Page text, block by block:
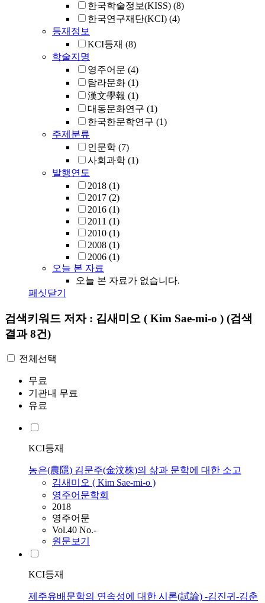
한국학술정보(KISS) (8)
한국연구재단(KCI) (4)
등재정보
KCI등재 (8)
학술지명
영주어문 (4)
탐라문화 (1)
漢文學報 (1)
대동문화연구 (1)
한국한문학연구 (1)
주제분류
인문학 (7)
사회과학 (1)
발행연도
2018 (1)
2017 (2)
2016 (1)
2011 (1)
2010 (1)
2008 (1)
2006 (1)
오늘 본 자료
오늘 본 자료가 없습니다.
패싯닫기
검색키워드 저자 : 김새미오 ( Kim Sae-mi-o ) (검색
결과 8건)
전체선택
무료
기관내 무료
유료
KCI등재
농은(農隱) 김문주(金汶株)의 삶과 문학에 대한 소고
김새미오 ( Kim Sae-mi-o )
영주어문학회
2018
영주어문
Vol.40 No.-
원문보기
KCI등재
제주유배문학의 연속성에 대한 시론(試論) -김진귀-김춘